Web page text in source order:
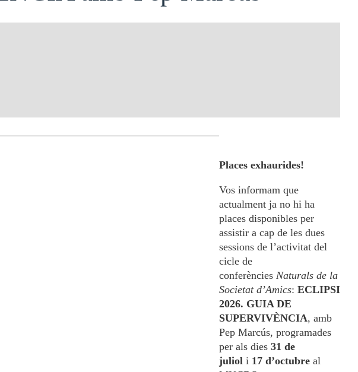
Places exhaurides!
Vos informam que
actualment ja no hi ha
places disponibles per
assistir a cap de les dues
sessions de l’activitat del
cicle de
conferències Naturals de la
Societat d’Amics: ECLIPSI
2026. GUIA DE
SUPERVIVÈNCIA, amb
Pep Marcús, programades
per als dies 31 de
juliol i 17 d’octubre al